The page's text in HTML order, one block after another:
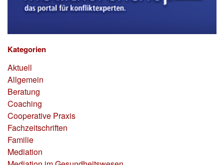
Kategorien
Aktuell
Allgemein
Beratung
Coaching
Cooperative Praxis
Fachzeitschriften
Familie
Mediation